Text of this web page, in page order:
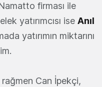
firması ile
yatırımcısı ise Anıl
yatırımın miktarını
Can İpekçi,